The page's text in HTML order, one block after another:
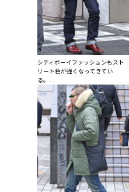
シティボーイファッションもスト
リート色が強くなってきてい
る。...